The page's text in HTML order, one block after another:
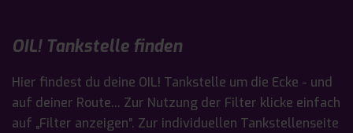
OIL! Tankstelle finden
Hier findest du deine OIL! Tankstelle um die Ecke - und
auf deiner Route... Zur Nutzung der Filter klicke einfach
auf „Filter anzeigen”. Zur individuellen Tankstellenseite